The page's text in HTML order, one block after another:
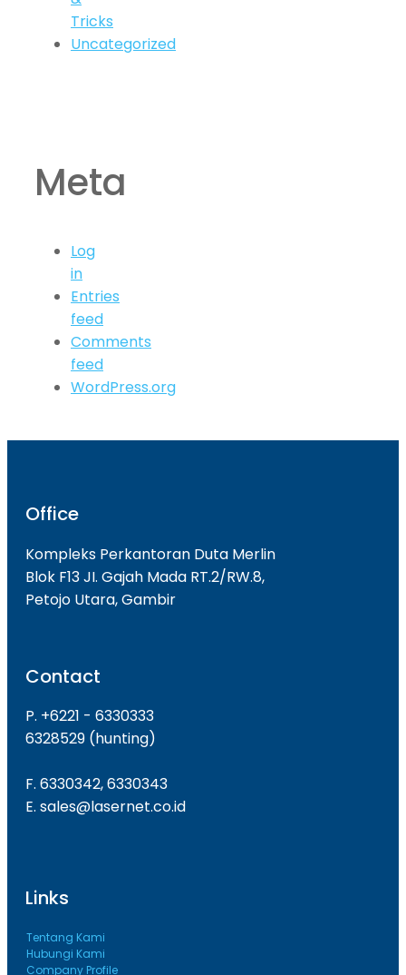
Tricks
Uncategorized
Meta
Log
in
Entries
feed
Comments
feed
WordPress.org
Office
Kompleks Perkantoran Duta Merlin
Blok F13 JI. Gajah Mada RT.2/RW.8,
Petojo Utara, Gambir
Contact
P. +6221 - 6330333
6328529 (hunting)
F. 6330342, 6330343
E. sales@lasernet.co.id
Links
Tentang Kami
Hubungi Kami
Company Profile